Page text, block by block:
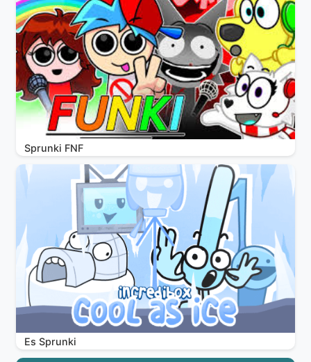
Sprunki FNF
Es Sprunki